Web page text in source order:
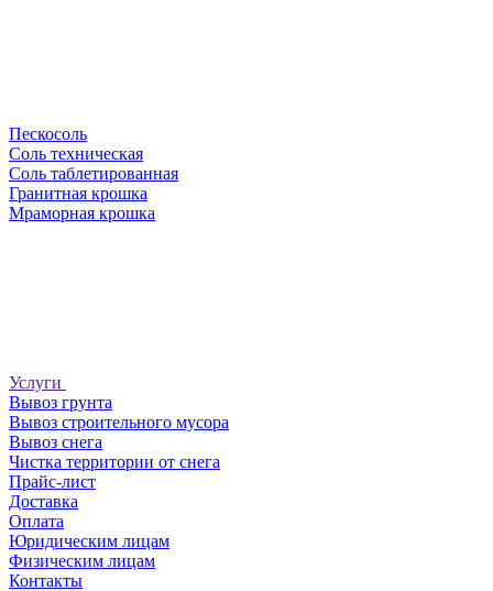
Пескосоль
Соль техническая
Соль таблетированная
Гранитная крошка
Мраморная крошка
Услуги
Вывоз грунта
Вывоз строительного мусора
Вывоз снега
Чистка территории от снега
Прайс-лист
Доставка
Оплата
Юридическим лицам
Физическим лицам
Контакты